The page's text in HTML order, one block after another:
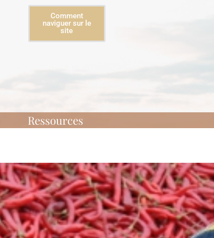
Comment
naviguer sur le
site
Ressources